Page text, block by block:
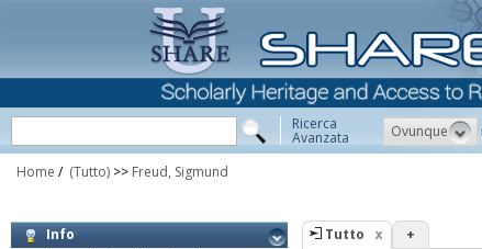
Ricerca
Avanzata Ovunque
Home / (Tutto) >> Freud, Sigmund
Info
Tutto +